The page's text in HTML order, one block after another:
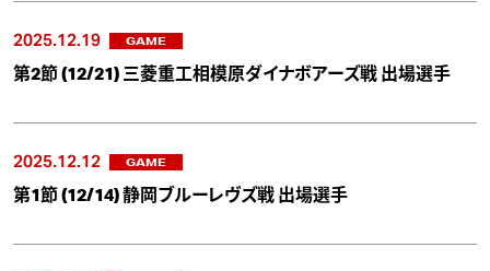
2025.12.19 GAME
第2節 (12/21) 三菱重工相模原ダイナボアーズ戦 出場選手
2025.12.12 GAME
第1節 (12/14) 静岡ブルーレヴズ戦 出場選手